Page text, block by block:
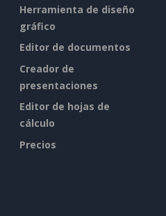
Herramienta de diseño
gráfico
Editor de documentos
Creador de
presentaciones
Editor de hojas de
cálculo
Precios